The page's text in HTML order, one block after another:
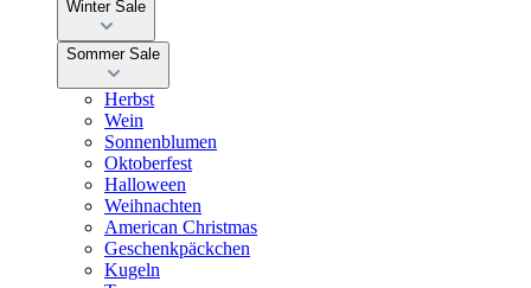
Winter Sale
Sommer Sale
Herbst
Wein
Sonnenblumen
Oktoberfest
Halloween
Weihnachten
American Christmas
Geschenkpäckchen
Kugeln